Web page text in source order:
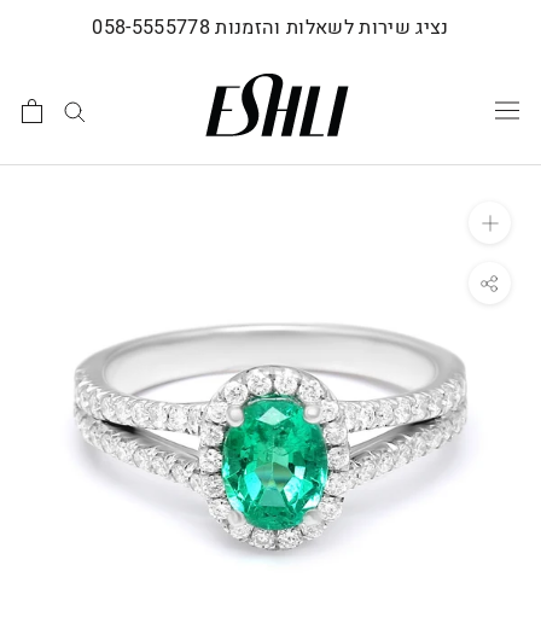
נציג שירות לשאלות והזמנות 058-5555778